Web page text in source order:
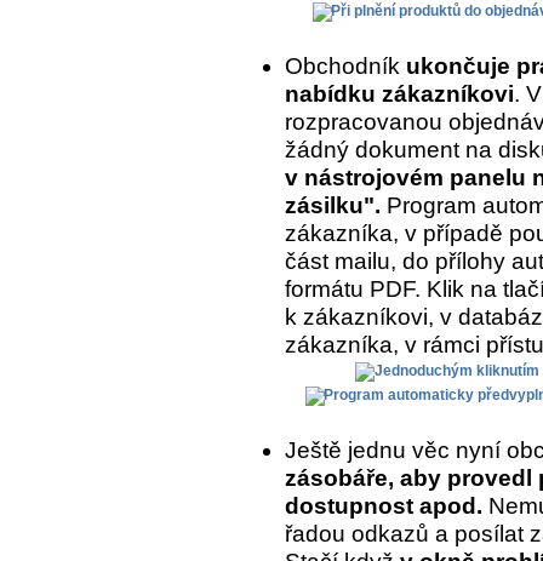
Obchodník ukončuje
nabídku zákazníkovi.
rozpracovanou
žádný dokument na
v nástrojovém panelu
zásilku". Program
zákazníka, v případě
část mailu, do přílohy
formátu PDF. Klik na
k zákazníkovi, v
zákazníka, v rámci
Ještě jednu věc nyní
zásobáře, aby
dostupnost apod.
řadou odkazů a posílat